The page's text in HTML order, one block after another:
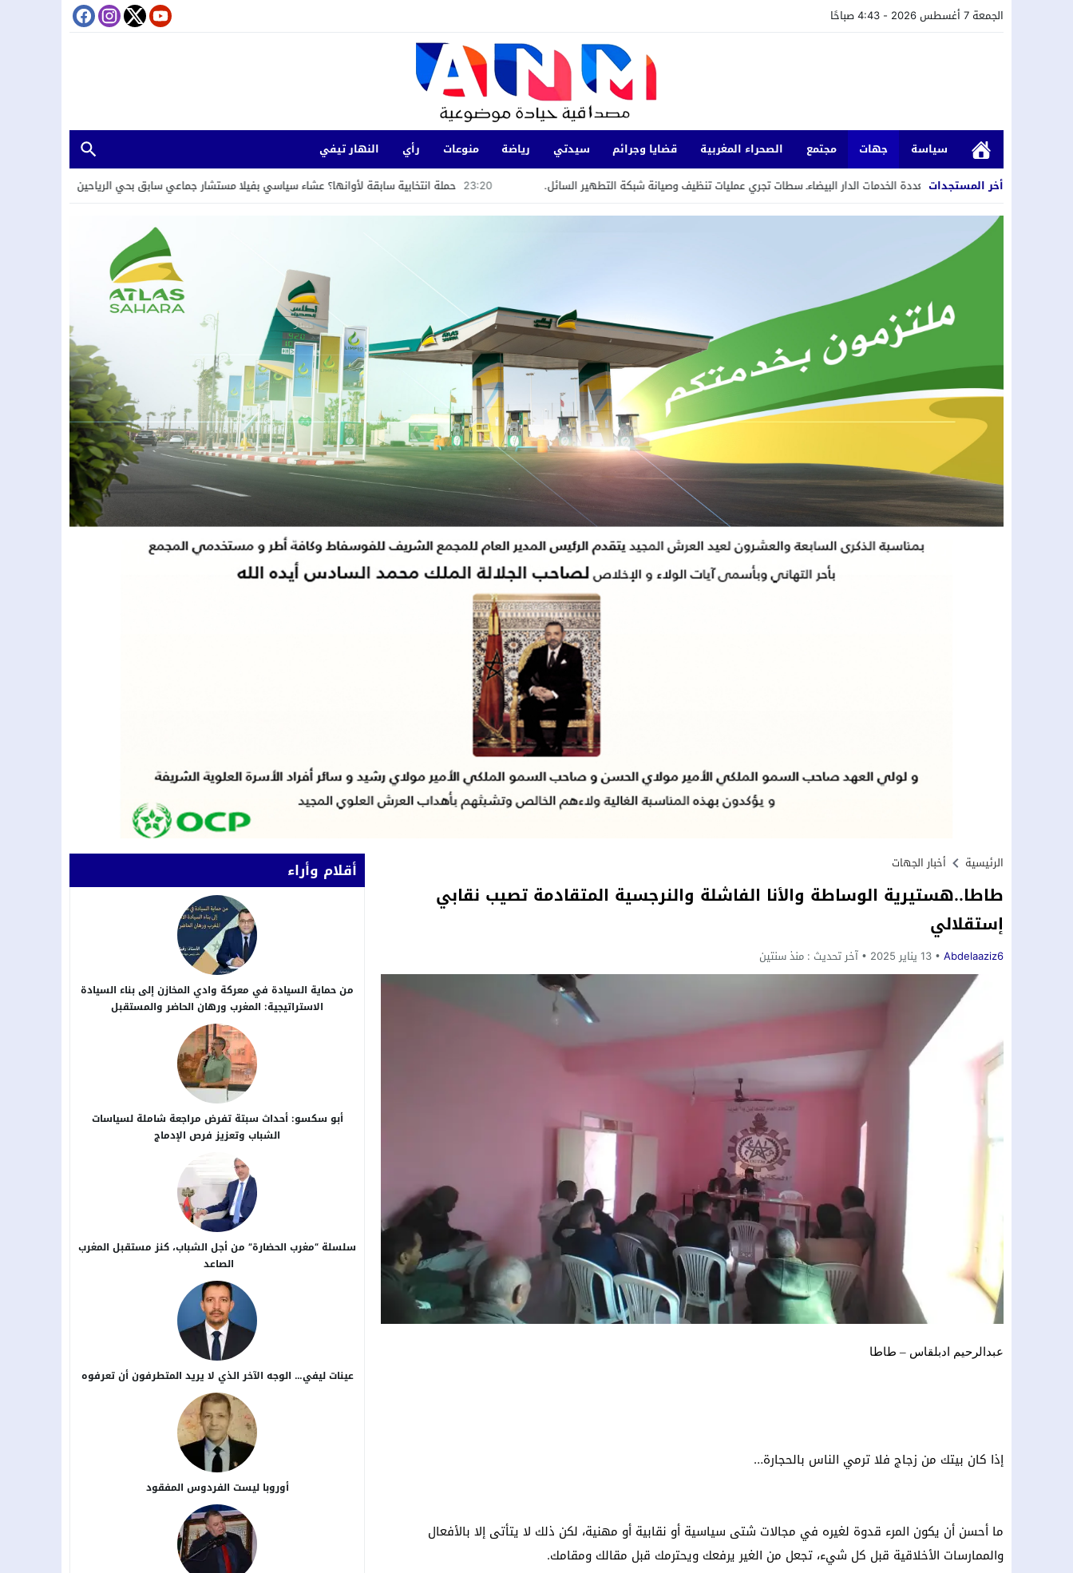
الجمعة 7 أغسطس 2026 - 4:43 صباحًا
سياسة جهات مجتمع الصحراء المغربية قضايا وجرائم سيدتي رياضة منوعات رأي
النهار تيفي
أخر المستجدات
23:20 حملة انتخابية سابقة لأوانها؟ عشاء سياسي بفيلا مستشار جماعي سابق بحي الرياحين بمدينة تامسنا. 20:26 الجهوية متعددة الخدمات الدار البيضاءـ سطات تجري عمليات تنظيف وصيانة شبكة التطهير السائل.
الرئيسية أخبار الجهات
طاطا..هستيرية الوساطة والأنا الفاشلة والنرجسية المتقادمة تصيب نقابي
إستقلالي
Abdelaaziz6 13 يناير 2025 آخر تحديث : منذ سنتين
عبدالرحيم ادبلقاس – طاطا
إذا كان بيتك من زجاج فلا ترمي الناس بالحجارة…
ما أحسن أن يكون المرء قدوة لغيره في مجالات شتى سياسية أو نقابية أو مهنية، لكن ذلك لا يتأتى إلا بالأفعال
والممارسات الأخلاقية قبل كل شيء، تجعل من الغير يرفعك ويحترمك قبل مقالك ومقامك.
أقلام وأراء
من حماية السيادة في معركة وادي المخازن إلى بناء السيادة
الاستراتيجية: المغرب ورهان الحاضر والمستقبل
أبو سكسو: أحداث سبتة تفرض مراجعة شاملة لسياسات
الشباب وتعزيز فرص الإدماج
سلسلة “مغرب الحضارة” من أجل ​الشباب، كنز مستقبل المغرب
الصاعد
عينات ليفي… الوجه الآخر الذي لا يريد المتطرفون أن تعرفوه
أوروبا ليست الفردوس المفقود